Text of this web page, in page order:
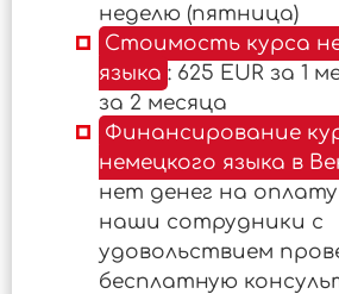
неделю (пятница)
Стоимость курса
языка : 625 EUR за 1
за 2 месяца
Финансирование
немецкого языка в
нет денег на
наши сотрудники с
удовольствием
бесплатную